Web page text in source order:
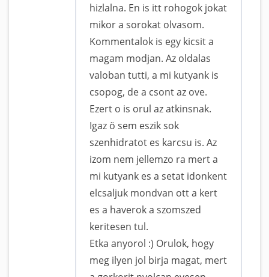
hizlalna. En is itt rohogok jokat
mikor a sorokat olvasom.
Kommentalok is egy kicsit a
magam modjan. Az oldalas
valoban tutti, a mi kutyank is
csopog, de a csont az ove.
Ezert o is orul az atkinsnak.
Igaz ö sem eszik sok
szenhidratot es karcsu is. Az
izom nem jellemzo ra mert a
mi kutyank es a setat idonkent
elcsaljuk mondvan ott a kert
es a haverok a szomszed
keritesen tul.
Etka anyorol :) Orulok, hogy
meg ilyen jol birja magat, mert